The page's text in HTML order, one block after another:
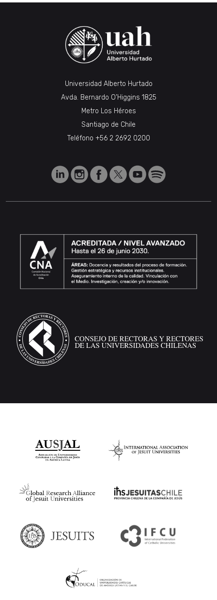
Universidad Alberto Hurtado
Avda. Bernardo O’Higgins 1825
Metro Los Héroes
Santiago de Chile
Teléfono +56 2 2692 0200